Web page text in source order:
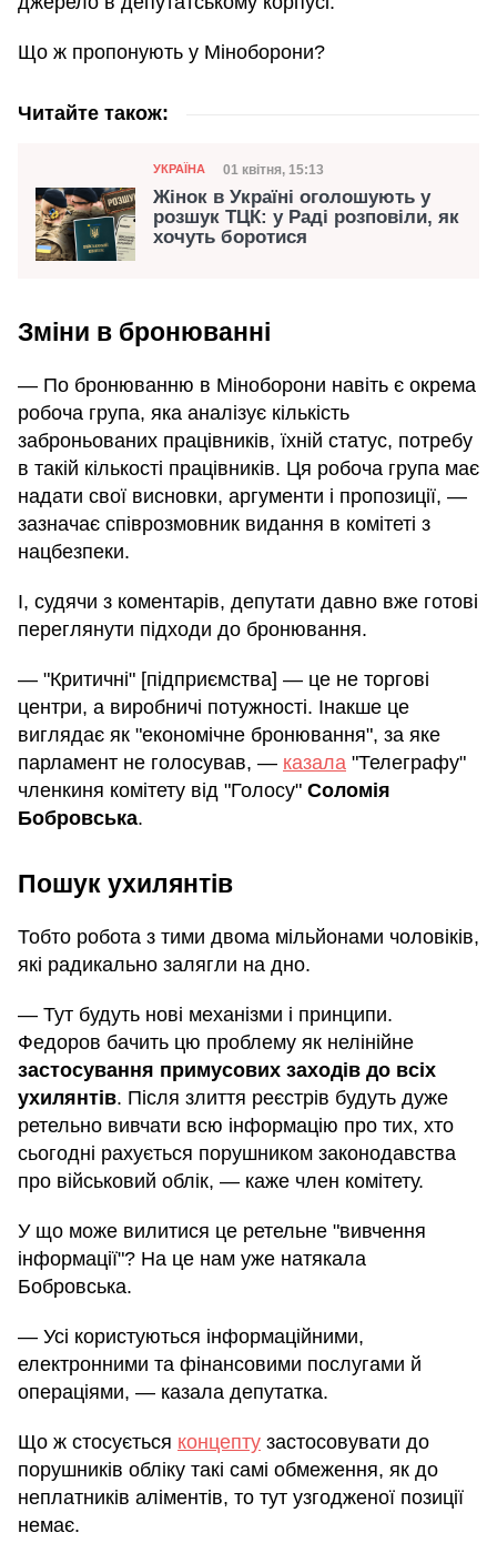
Що ж пропонують у Міноборони?
Читайте також:
Категорія
УКРАЇНА Дата публікації
01 квітня, 15:13
Жінок в Україні оголошують у
розшук ТЦК: у Раді розповіли, як
хочуть боротися
Зміни в бронюванні
— По бронюванню в Міноборони навіть є окрема
робоча група, яка аналізує кількість
заброньованих працівників, їхній статус, потребу
в такій кількості працівників. Ця робоча група має
надати свої висновки, аргументи і пропозиції, —
зазначає співрозмовник видання в комітеті з
нацбезпеки.
І, судячи з коментарів, депутати давно вже готові
переглянути підходи до бронювання.
— "Критичні" [підприємства] — це не торгові
центри, а виробничі потужності. Інакше це
виглядає як "економічне бронювання", за яке
парламент не голосував, — казала "Телеграфу"
членкиня комітету від "Голосу" Соломія
Бобровська.
Пошук ухилянтів
Тобто робота з тими двома мільйонами чоловіків,
які радикально залягли на дно.
— Тут будуть нові механізми і принципи.
Федоров бачить цю проблему як нелінійне
застосування примусових заходів до всіх
ухилянтів. Після злиття реєстрів будуть дуже
ретельно вивчати всю інформацію про тих, хто
сьогодні рахується порушником законодавства
про військовий облік, — каже член комітету.
У що може вилитися це ретельне "вивчення
інформації"? На це нам уже натякала
Бобровська.
— Усі користуються інформаційними,
електронними та фінансовими послугами й
операціями, — казала депутатка.
Що ж стосується концепту застосовувати до
порушників обліку такі самі обмеження, як до
неплатників аліментів, то тут узгодженої позиції
немає.